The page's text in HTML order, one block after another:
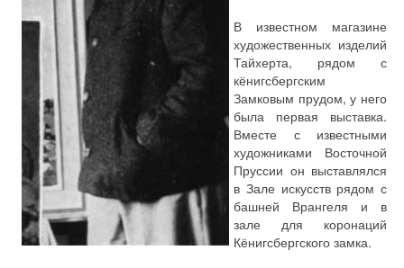
В известном магазине
художественных изделий
Тайхерта, рядом с
кёнигсбергским
Замковым прудом, у него
была первая выставка.
Вместе с известными
художниками Восточной
Пруссии он выставлялся
в Зале искусств рядом с
башней Врангеля и в
зале для коронаций
Кёнигсбергского замка.